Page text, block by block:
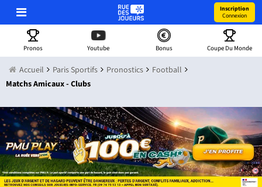
Inscription
Connexion
Pronos Youtube Bonus Coupe Du Monde
Accueil Paris Sportifs Pronostics
Football
Matchs Amicaux - Clubs